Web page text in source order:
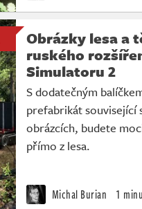
Obrázky lesa a
ruského
Simulatoru 2
S dodatečným
prefabrikát související
obrázcích, budete
přímo z lesa.
Michal Burian 1